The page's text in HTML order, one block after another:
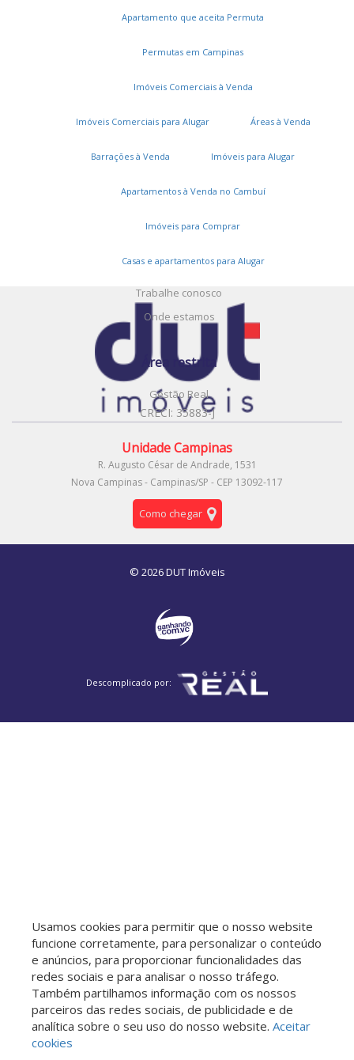
Apartamento que aceita Permuta
Permutas em Campinas
Imóveis Comerciais à Venda
Imóveis Comerciais para Alugar Áreas à Venda
Barrações à Venda Imóveis para Alugar
Apartamentos à Venda no Cambuí
Imóveis para Comprar
Casas e apartamentos para Alugar
CRECI: 35883-J
Cadastre seu imóvel
A DUT Imóveis
Entre em contato
Trabalhe conosco
Onde estamos
Área restrita
Gestão Real
Unidade Campinas
R. Augusto César de Andrade, 1531
Nova Campinas - Campinas/SP - CEP 13092-117
Como chegar
© 2026 DUT Imóveis
Descomplicado por:
Usamos cookies para permitir que o nosso website
funcione corretamente, para personalizar o conteúdo
e anúncios, para proporcionar funcionalidades das
redes sociais e para analisar o nosso tráfego.
Também partilhamos informação com os nossos
parceiros das redes sociais, de publicidade e de
analítica sobre o seu uso do nosso website. Aceitar
cookies